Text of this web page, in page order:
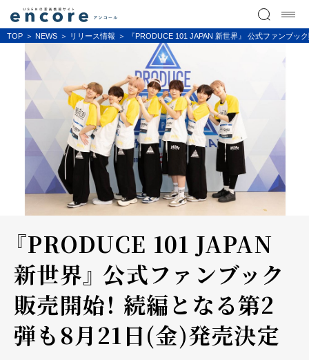
TOP NEWS リリース情報 『PRODUCE 101 JAPAN 新世界』 公式ファンブッ
『PRODUCE 101 JAPAN
新世界』 公式ファンブック
販売開始！ 続編となる第2
弾も8月21日(金)発売決定